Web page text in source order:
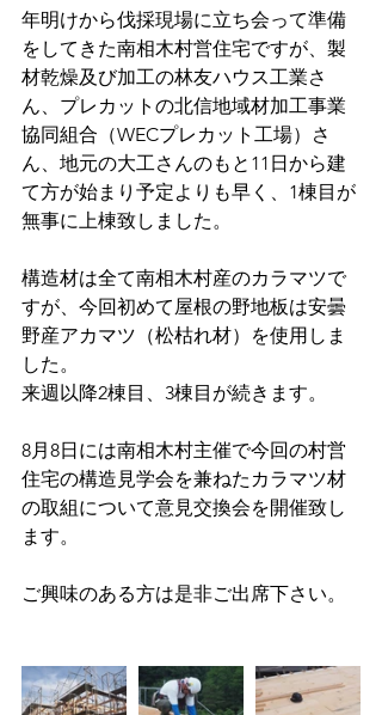
年明けから伐採現場に立ち会って準備
をしてきた南相木村営住宅ですが、製
材乾燥及び加工の林友ハウス工業さ
ん、プレカットの北信地域材加工事業
協同組合（WECプレカット工場）さ
ん、地元の大工さんのもと11日から建
て方が始まり予定よりも早く、1棟目が
無事に上棟致しました。
構造材は全て南相木村産のカラマツで
すが、今回初めて屋根の野地板は安曇
野産アカマツ（松枯れ材）を使用しま
した。
来週以降2棟目、3棟目が続きます。
8月8日には南相木村主催で今回の村営
住宅の構造見学会を兼ねたカラマツ材
の取組について意見交換会を開催致し
ます。
ご興味のある方は是非ご出席下さい。